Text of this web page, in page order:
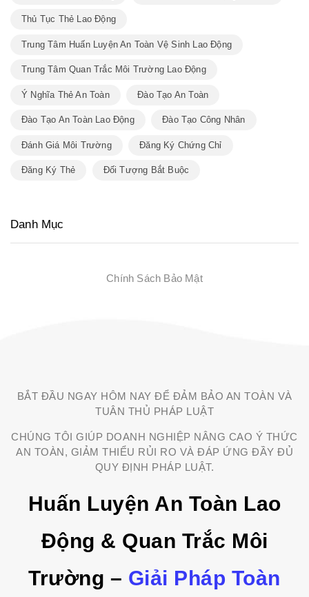
Thủ Tục Thẻ Lao Động
Trung Tâm Huấn Luyện An Toàn Vệ Sinh Lao Động
Trung Tâm Quan Trắc Môi Trường Lao Động
Ý Nghĩa Thẻ An Toàn Đào Tạo An Toàn
Đào Tạo An Toàn Lao Động Đào Tạo Công Nhân
Đánh Giá Môi Trường Đăng Ký Chứng Chỉ
Đăng Ký Thẻ Đối Tượng Bắt Buộc
Danh Mục
Chính Sách Bảo Mật
BẮT ĐẦU NGAY HÔM NAY ĐỂ ĐẢM BẢO AN TOÀN VÀ
TUÂN THỦ PHÁP LUẬT
CHÚNG TÔI GIÚP DOANH NGHIỆP NÂNG CAO Ý THỨC
AN TOÀN, GIẢM THIỂU RỦI RO VÀ ĐÁP ỨNG ĐẦY ĐỦ
QUY ĐỊNH PHÁP LUẬT.
Huấn Luyện An Toàn Lao
Động & Quan Trắc Môi
Trường – Giải Pháp Toàn